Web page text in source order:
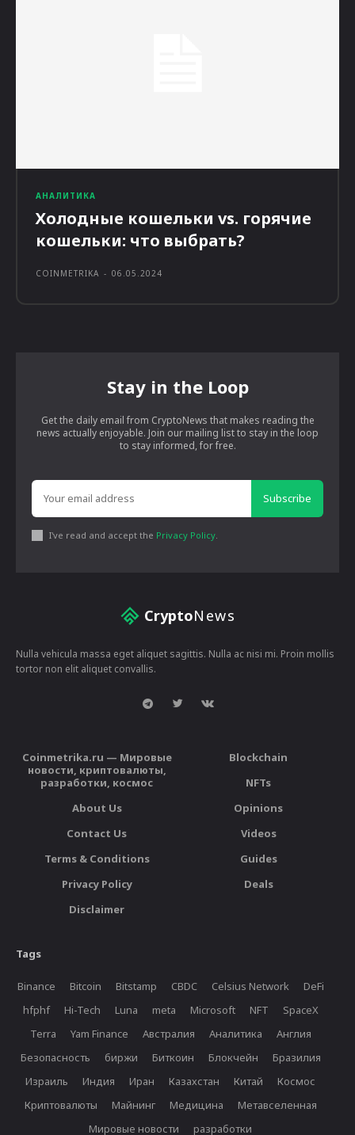
АНАЛИТИКА
Холодные кошельки vs. горячие
кошельки: что выбрать?
COINMETRIKA - 06.05.2024
Stay in the Loop
Get the daily email from CryptoNews that makes reading the
news actually enjoyable. Join our mailing list to stay in the loop
to stay informed, for free.
Subscribe
I've read and accept the Privacy Policy
CryptoNews
Nulla vehicula massa eget aliquet sagittis. Nulla ac nisi mi. Proin mollis
tortor non elit aliquet convallis.
Coinmetrika.ru — Мировые
новости, криптовалюты,
разработки, космос
About Us
Contact Us
Terms & Conditions
Privacy Policy
Disclaimer
Blockchain
NFTs
Opinions
Videos
Guides
Deals
Tags
Binance Bitcoin Bitstamp CBDC Celsius Network
DeFi
hfphf
Hi-Tech Luna meta Microsoft NFT
SpaceX
Terra
Yam Finance Австралия Аналитика
Англия
Безопасность
биржи Биткоин Блокчейн
Бразилия
Израиль
Индия Иран Казахстан Китай
Космос
Криптовалюты
Майнинг Медицина
Метавселенная
Мировые новости
разработки